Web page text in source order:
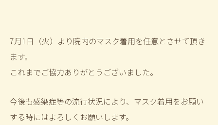
7月1日（火）より院内のマスク着用を任意とさせて頂き
ます。
これまでご協力ありがとうございました。
今後も感染症等の流行状況により、マスク着用をお願い
する時にはよろしくお願いします。